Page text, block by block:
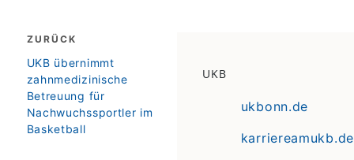
Beitragsnavigation
ZURÜCK
zurück
UKB übernimmt
zahnmedizinische
Betreuung für
Nachwuchssportler im
Basketball
UKB
ukbonn.de
karriereamukb.de